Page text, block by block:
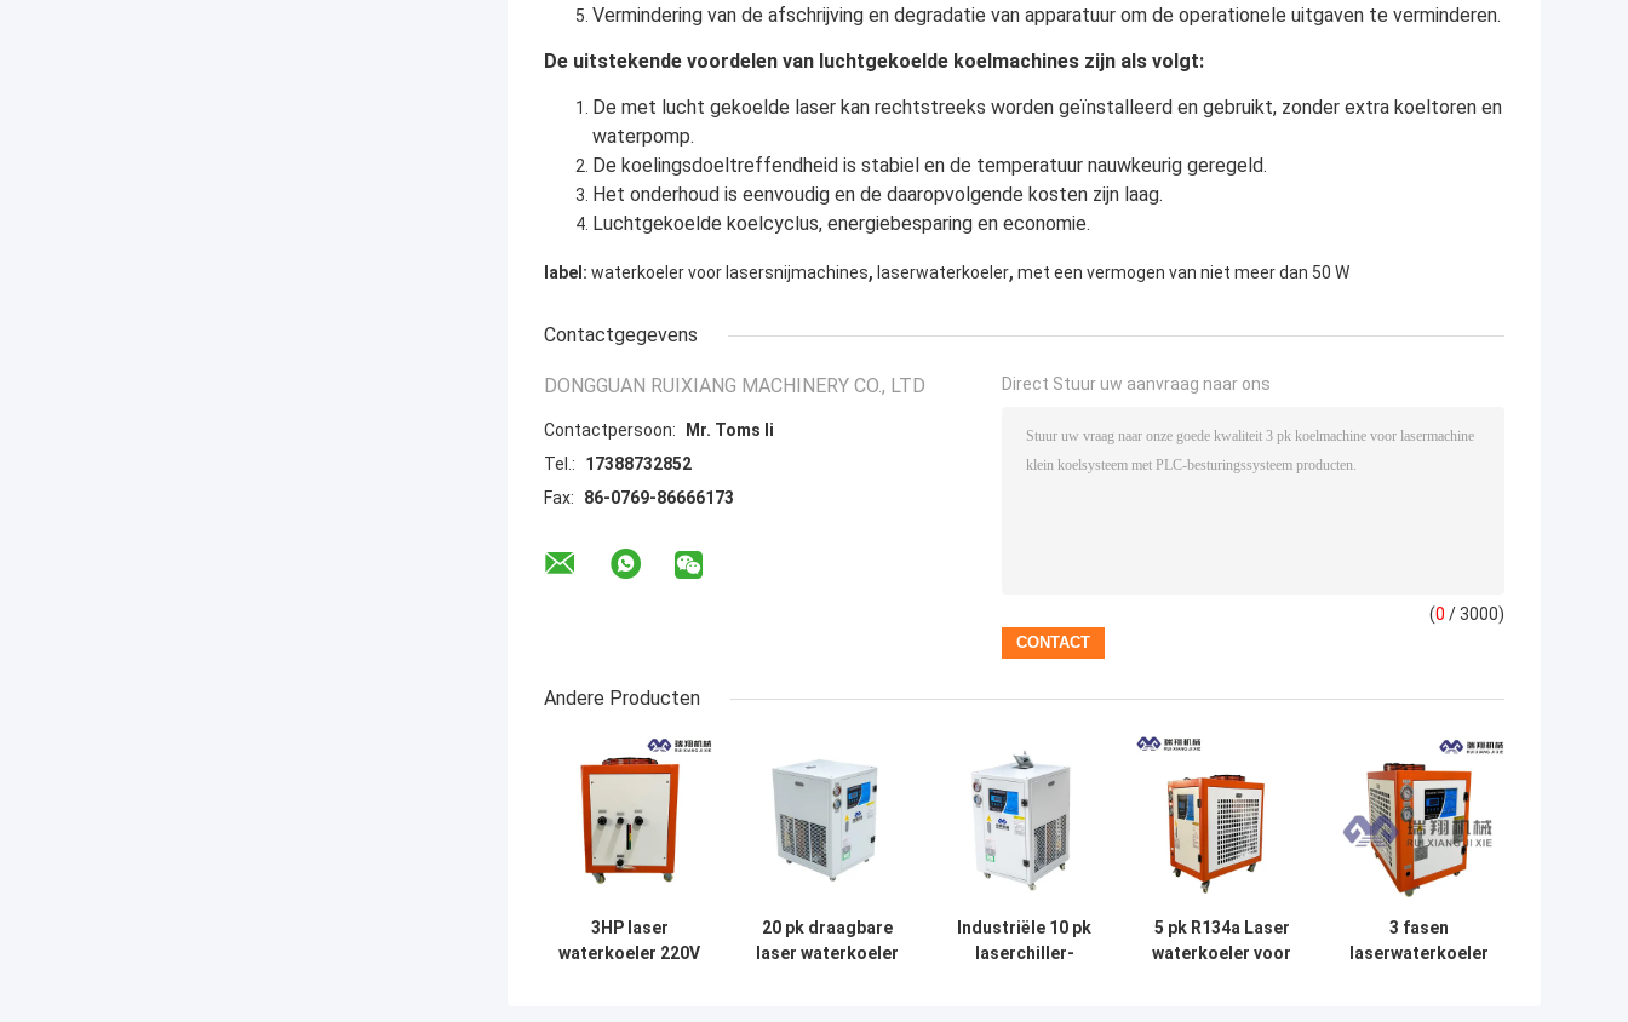
Vermindering van de afschrijving en degradatie van apparatuur om de operationele uitgaven te verminderen.
De uitstekende voordelen van luchtgekoelde koelmachines zijn als volgt:
De met lucht gekoelde laser kan rechtstreeks worden geïnstalleerd en gebruikt, zonder extra koeltoren en
waterpomp.
De koelingsdoeltreffendheid is stabiel en de temperatuur nauwkeurig geregeld.
Het onderhoud is eenvoudig en de daaropvolgende kosten zijn laag.
Luchtgekoelde koelcyclus, energiebesparing en economie.
label: waterkoeler voor lasersnijmachines, laserwaterkoeler, met een vermogen van niet meer dan 50 W
Contactgegevens
DONGGUAN RUIXIANG MACHINERY CO., LTD
Contactpersoon:
Mr. Toms li
Tel.:
17388732852
Fax:
86-0769-86666173
Direct Stuur uw aanvraag naar ons
(0 / 3000)
Andere Producten
3HP laser
waterkoeler 220V
20 pk draagbare
laser waterkoeler
Industriële 10 pk
laserchiller-
5 pk R134a Laser
waterkoeler voor
3 fasen
laserwaterkoeler